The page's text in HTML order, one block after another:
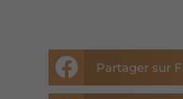
 Partager sur